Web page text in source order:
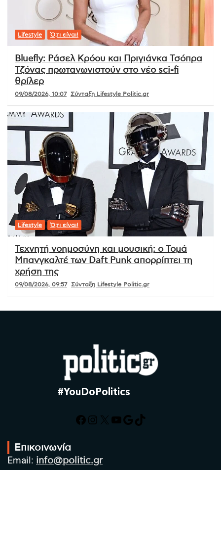
Lifestyle Ό,τι είναι!
Bluefly: Ράσελ Κρόου και Πριγιάνκα Τσόπρα
Τζόνας πρωταγωνιστούν στο νέο sci-fi
θρίλερ
09/08/2026, 10:07 Σύνταξη Lifestyle Politic.gr
Lifestyle Ό,τι είναι!
Τεχνητή νοημοσύνη και μουσική: ο Τομά
Μπανγκαλτέ των Daft Punk απορρίπτει τη
χρήση της
09/08/2026, 09:57 Σύνταξη Lifestyle Politic.gr
#YouDoPolitics
Facebook
Instagram
X YouTube
Google
TikTok
Επικοινωνία
Email: info@politic.gr
Τηλ: